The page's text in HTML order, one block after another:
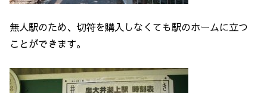
無人駅のため、切符を購入しなくても駅のホームに立つ
ことができます。